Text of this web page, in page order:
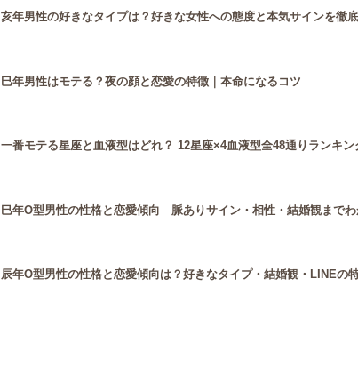
亥年男性の好きなタイプは？好きな女性への態度と本気サインを徹
巳年男性はモテる？夜の顔と恋愛の特徴｜本命になるコツ
一番モテる星座と血液型はどれ？ 12星座×4血液型全48通りランキン
巳年O型男性の性格と恋愛傾向 脈ありサイン・相性・結婚観まで
辰年O型男性の性格と恋愛傾向は？好きなタイプ・結婚観・LINEの